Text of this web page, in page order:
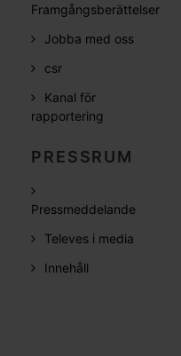
Framgångsberättelser
Jobba med oss
csr
Kanal för
rapportering
PRESSRUM
Pressmeddelande
Televes i media
Innehåll